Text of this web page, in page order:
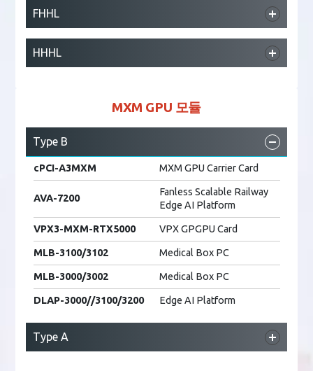
FHHL
MLB-IGX Medical Box PC
Motherboard
AmITX-RL-I Motherboard
AmITX-RL-WV Motherboard
Fanless PC
HHHL
Medical Box PC
AmITX-AD-G
AmITX-CF-G Motherboard
Motherboard
Motherboard
AmITX-RL-I Motherboard
AmITX-RL-WV Motherboard
ADi-SA1X Gaming Platform
ADi-SA2X Gaming Platform
ADi-SA6X Gaming Platform
MXM GPU 모듈
Type B
cPCI-A3MXM MXM GPU Carrier Card
AVA-7200
Fanless Scalable Railway
Edge AI Platform
VPX3-MXM-RTX5000 VPX GPGPU Card
MLB-3100/3102 Medical Box PC
MLB-3000/3002 Medical Box PC
DLAP-3000//3100/3200 Edge AI Platform
Type A